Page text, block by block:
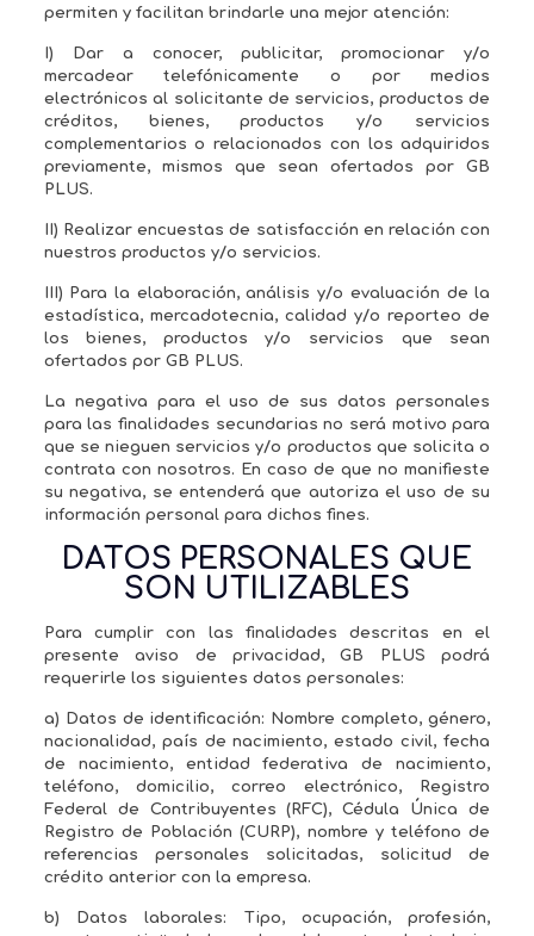
permiten y facilitan brindarle una mejor atención:
I) Dar a conocer, publicitar, promocionar y/o
mercadear telefónicamente o por medios
electrónicos al solicitante de servicios, productos de
créditos, bienes, productos y/o servicios
complementarios o relacionados con los adquiridos
previamente, mismos que sean ofertados por GB
PLUS.
II) Realizar encuestas de satisfacción en relación con
nuestros productos y/o servicios.
III) Para la elaboración, análisis y/o evaluación de la
estadística, mercadotecnia, calidad y/o reporteo de
los bienes, productos y/o servicios que sean
ofertados por GB PLUS.
La negativa para el uso de sus datos personales
para las finalidades secundarias no será motivo para
que se nieguen servicios y/o productos que solicita o
contrata con nosotros. En caso de que no manifieste
su negativa, se entenderá que autoriza el uso de su
información personal para dichos fines.
DATOS PERSONALES QUE
SON UTILIZABLES
Para cumplir con las finalidades descritas en el
presente aviso de privacidad, GB PLUS podrá
requerirle los siguientes datos personales:
a) Datos de identificación: Nombre completo, género,
nacionalidad, país de nacimiento, estado civil, fecha
de nacimiento, entidad federativa de nacimiento,
teléfono, domicilio, correo electrónico, Registro
Federal de Contribuyentes (RFC), Cédula Única de
Registro de Población (CURP), nombre y teléfono de
referencias personales solicitadas, solicitud de
crédito anterior con la empresa.
b) Datos laborales: Tipo, ocupación, profesión,